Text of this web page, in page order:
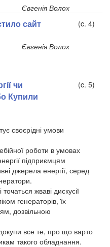
Євгенія Волох
сайт
(c. 4)
Євгенія Волох
чи
Купили
(c. 5)
своєрідні умови
роботи в умовах
підприємцям
джерела енергії, серед
жваві дискусії
генераторів, їх
дозвільною
все те, про що варто
такого обладнання.